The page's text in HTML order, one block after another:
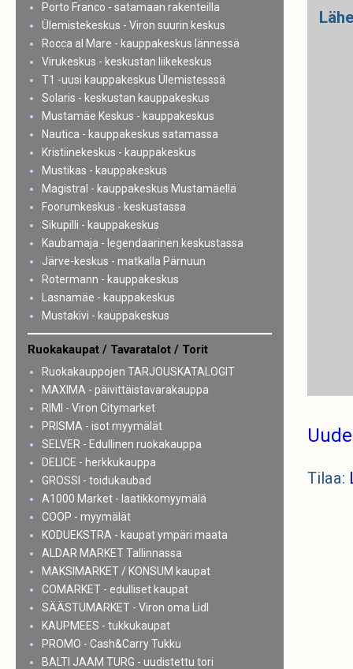
Tilaa:
Porto Franco - satamaan rakenteilla
Ülemistekeskus - Viron suurin keskus
Rocca al Mare - kauppakeskus lännessä
Virukeskus - keskustan liikekeskus
T1 -uusi kauppakeskus Ülemistesssä
Solaris - keskustan kauppakeskus
Mustamäe Keskus - kauppakeskus
Nautica - kauppakeskus satamassa
Kristiinekeskus - kauppakeskus
Mustikas - kauppakeskus
Magistral - kauppakeskus Mustamäellä
Foorumkeskus - keskustassa
Sikupilli - kauppakeskus
Kaubamaja - legendaarinen keskustassa
Järve-keskus - matkalla Pärnuun
Rotermann - kauppakeskus
Lasnamäe - kauppakeskus
Mustakivi - kauppakeskus
Ruokakaupat / Tavaratalot / Torit
Ruokakauppojen TARJOUSKATALOGIT
MAXIMA - päivittäistavarakauppa
RIMI - Viron Citymarket
PRISMA - isot myymälät
SELVER - Edullinen ruokakauppa
DELICE - herkkukauppa
GROSSI - toidukaubad
A1000 Market - laatikkomyymälä
COOP - myymälät
KODUEKSTRA - kaupat ympäri maata
ALDAR MARKET Tallinnassa
MAKSIMARKET / KONSUM kaupat
COMARKET - edulliset kaupat
SÄÄSTUMARKET - Viron oma Lidl
KAUPMEES - tukkukaupat
PROMO - Cash&Carry Tukku
BALTI JAAM TURG - uudistettu tori